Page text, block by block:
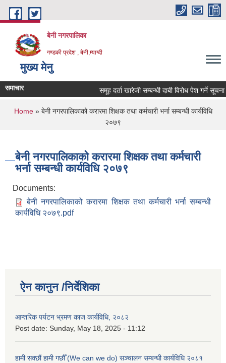
Skip to main content
बेनी नगरपालिका
गण्डकी प्रदेश , बेनी,म्याग्दी
मुख्य मेनु
समाचार समूह दर्ता खारेजी सम्बन्धी दाबी विरोध पेश गर्ने सूचना
You are here
Home» बेनी नगरपालिकाको करारमा शिक्षक तथा कर्मचारी भर्ना सम्बन्धी कार्यविधि
२०७९
बेनी नगरपालिकाको करारमा शिक्षक तथा कर्मचारी
भर्ना सम्बन्धी कार्यविधि २०७९
Documents:
बेनी नगरपालिकाको करारमा शिक्षक तथा कर्मचारी भर्ना सम्बन्धी
कार्यविधि २०७९.pdf
ऐन कानुन /निर्देशिका
आन्तरिक पर्यटन भ्रमण काज कार्यविधि, २०८२
Post date: Sunday, May 18, 2025 - 11:12
हामी सक्छौं हामी गछौँ (We can we do) सञ्चालन सम्बन्धी कार्यविधि २०८१